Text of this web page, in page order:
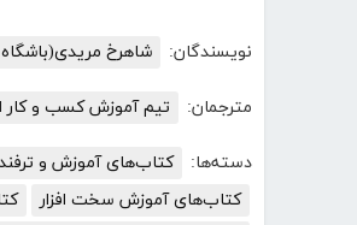
نویسندگان: شاهرخ مریدی(باشگاه
مترجمان: تیم آموزش کسب و کار
دسته‌ها: کتاب‌های آموزش و ترفند
کتاب‌های آموزش سخت افزار